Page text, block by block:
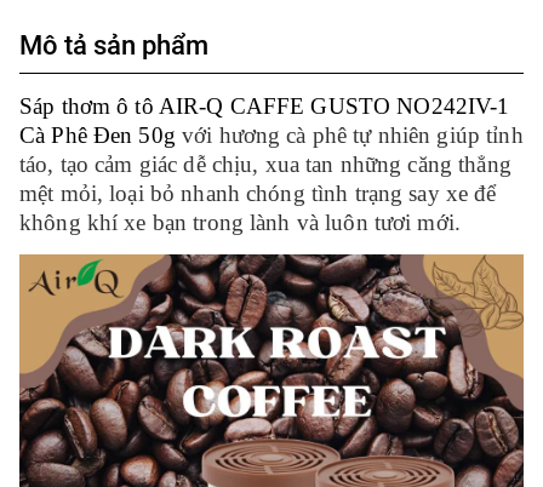
Mô tả sản phẩm
Sáp thơm ô tô AIR-Q CAFFE GUSTO NO242IV-1
Cà Phê Đen 50g với hương cà phê tự nhiên giúp tỉnh
táo, tạo cảm giác dễ chịu, xua tan những căng thẳng
mệt mỏi, loại bỏ nhanh chóng tình trạng say xe để
không khí xe bạn trong lành và luôn tươi mới.